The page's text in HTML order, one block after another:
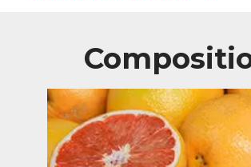
Lorsqu’apparaissent les premiers rayons du
sommes nombreux à dévoiler notre peau
dans l’espoir de prendre quelques couleurs.
En effet le bronzage est une réponse
suite à une exposition aux rayons UV du
résultat d’une production plus élevée de
pigment naturel qui donne sa couleur à la